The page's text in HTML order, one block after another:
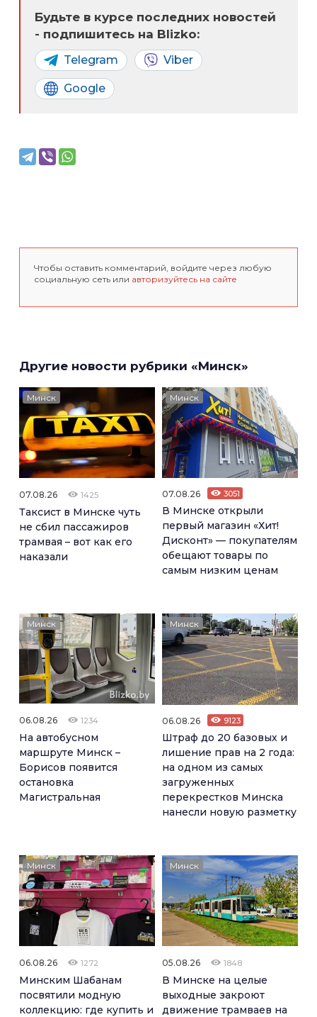
Будьте в курсе последних новостей
- подпишитесь на Blizko:
Telegram Viber
Google
Чтобы оставить комментарий, войдите через любую
социальную сеть или авторизуйтесь на сайте
Другие новости рубрики «Минск»
Минск
07.08.26 1425
Таксист в Минске чуть
не сбил пассажиров
трамвая – вот как его
наказали
Минск
07.08.26 3051
В Минске открыли
первый магазин «Хит!
Дисконт» — покупателям
обещают товары по
самым низким ценам
Минск
06.08.26 1234
На автобусном
маршруте Минск –
Борисов появится
остановка
Магистральная
Минск
06.08.26 9123
Штраф до 20 базовых и
лишение прав на 2 года:
на одном из самых
загруженных
перекрестков Минска
нанесли новую разметку
Минск
06.08.26 1272
Минским Шабанам
посвятили модную
коллекцию: где купить и
Минск
05.08.26 1848
В Минске на целые
выходные закроют
движение трамваев на